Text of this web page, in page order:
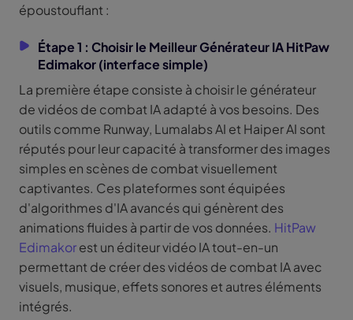
époustouflant :
Étape 1 : Choisir le Meilleur Générateur IA HitPaw
Edimakor (interface simple)
La première étape consiste à choisir le générateur
de vidéos de combat IA adapté à vos besoins. Des
outils comme Runway, Lumalabs AI et Haiper AI sont
réputés pour leur capacité à transformer des images
simples en scènes de combat visuellement
captivantes. Ces plateformes sont équipées
d'algorithmes d'IA avancés qui génèrent des
animations fluides à partir de vos données. HitPaw
Edimakorest un éditeur vidéo IA tout-en-un
permettant de créer des vidéos de combat IA avec
visuels, musique, effets sonores et autres éléments
intégrés.